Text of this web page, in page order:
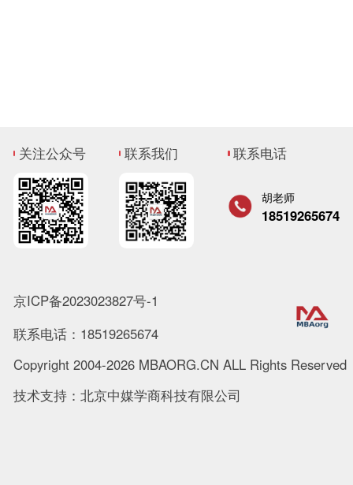
关注公众号 联系我们 联系电话
胡老师
18519265674
京ICP备2023023827号-1
联系电话：18519265674
Copyright 2004-2026 MBAORG.CN ALL Rights Reserved
技术支持：北京中媒学商科技有限公司